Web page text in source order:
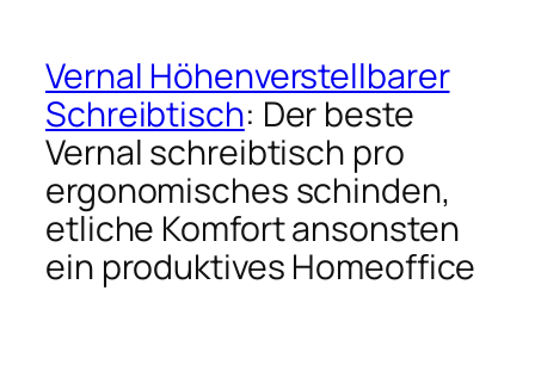
Vernal Höhenverstellbarer
Schreibtisch: Der beste
Vernal schreibtisch pro
ergonomisches schinden,
etliche Komfort ansonsten
ein produktives Homeoffice